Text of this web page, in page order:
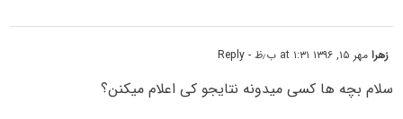
زهرامهر ۱۵, ۱۳۹۶ at ۱:۳۱ ب٫ظ - Reply
سلام بچه ها کسی میدونه نتایجو کی اعلام میکنن؟